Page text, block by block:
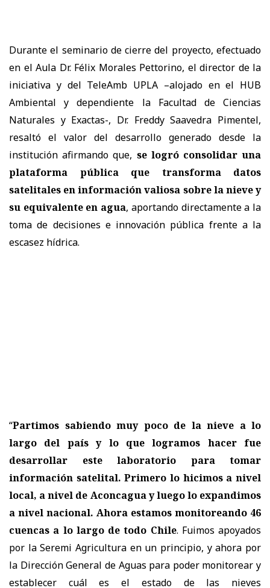
Durante el seminario de cierre del proyecto, efectuado
en el Aula Dr. Félix Morales Pettorino, el director de la
iniciativa y del TeleAmb UPLA –alojado en el HUB
Ambiental y dependiente la Facultad de Ciencias
Naturales y Exactas-, Dr. Freddy Saavedra Pimentel,
resaltó el valor del desarrollo generado desde la
institución afirmando que, se logró consolidar una
plataforma pública que transforma datos
satelitales en información valiosa sobre la nieve y
su equivalente en agua, aportando directamente a la
toma de decisiones e innovación pública frente a la
escasez hídrica.
“Partimos sabiendo muy poco de la nieve a lo
largo del país y lo que logramos hacer fue
desarrollar este laboratorio para tomar
información satelital. Primero lo hicimos a nivel
local, a nivel de Aconcagua y luego lo expandimos
a nivel nacional. Ahora estamos monitoreando 46
cuencas a lo largo de todo Chile. Fuimos apoyados
por la Seremi Agricultura en un principio, y ahora por
la Dirección General de Aguas para poder monitorear y
establecer cuál es el estado de las nieves